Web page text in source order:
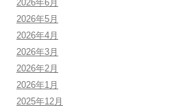
2026年6月
2026年5月
2026年4月
2026年3月
2026年2月
2026年1月
2025年12月